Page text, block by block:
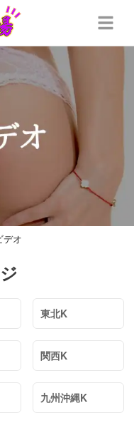
デオ
東北K
関西K
九州沖縄K